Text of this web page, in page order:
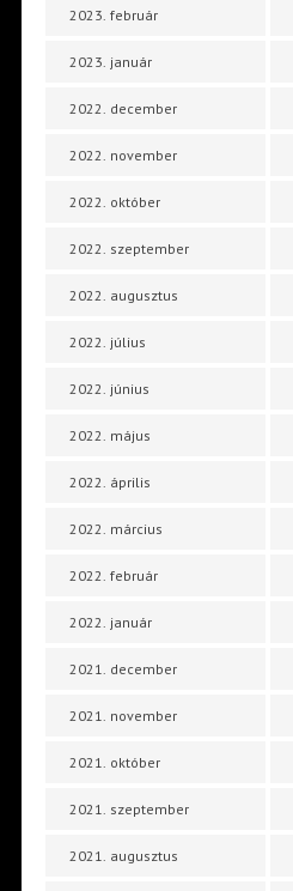
2023. február
2023. január
2022. december
2022. november
2022. október
2022. szeptember
2022. augusztus
2022. július
2022. június
2022. május
2022. április
2022. március
2022. február
2022. január
2021. december
2021. november
2021. október
2021. szeptember
2021. augusztus